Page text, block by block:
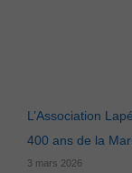
L’Association
400 ans de la
3 mars 2026